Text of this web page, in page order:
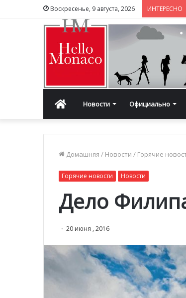
Воскресенье, 9 августа, 2026 ИНТЕРЕСНО
ГлавнаяНовости Официально
Домашняя / Новости / Горячие
Горячие новости Новости
Дело
20 июня , 2016